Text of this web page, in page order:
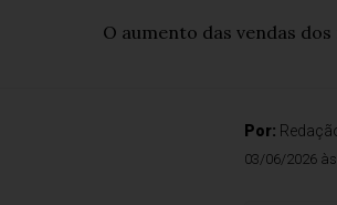
O aumento das vendas
Por:
03/06/2026